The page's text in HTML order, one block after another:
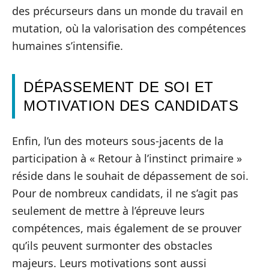
des précurseurs dans un monde du travail en
mutation, où la valorisation des compétences
humaines s’intensifie.
DÉPASSEMENT DE SOI ET
MOTIVATION DES CANDIDATS
Enfin, l’un des moteurs sous-jacents de la
participation à « Retour à l’instinct primaire »
réside dans le souhait de dépassement de soi.
Pour de nombreux candidats, il ne s’agit pas
seulement de mettre à l’épreuve leurs
compétences, mais également de se prouver
qu’ils peuvent surmonter des obstacles
majeurs. Leurs motivations sont aussi